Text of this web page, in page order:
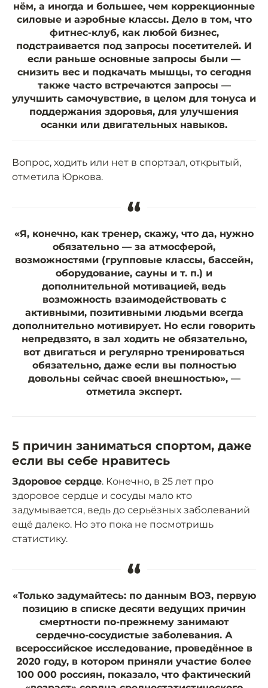
нём, а иногда и большее, чем коррекционные
силовые и аэробные классы. Дело в том, что
фитнес-клуб, как любой бизнес,
подстраивается под запросы посетителей. И
если раньше основные запросы были —
снизить вес и подкачать мышцы, то сегодня
также часто встречаются запросы —
улучшить самочувствие, в целом для тонуса и
поддержания здоровья, для улучшения
осанки или двигательных навыков.
Вопрос, ходить или нет в спортзал, открытый,
отметила Юркова.
“
«Я, конечно, как тренер, скажу, что да, нужно
обязательно — за атмосферой,
возможностями (групповые классы, бассейн,
оборудование, сауны и т. п.) и
дополнительной мотивацией, ведь
возможность взаимодействовать с
активными, позитивными людьми всегда
дополнительно мотивирует. Но если говорить
непредвзято, в зал ходить не обязательно,
вот двигаться и регулярно тренироваться
обязательно, даже если вы полностью
довольны сейчас своей внешностью», —
отметила эксперт.
5 причин заниматься спортом, даже
если вы себе нравитесь
Здоровое сердце. Конечно, в 25 лет про
здоровое сердце и сосуды мало кто
задумывается, ведь до серьёзных заболеваний
ещё далеко. Но это пока не посмотришь
статистику.
“
«Только задумайтесь: по данным ВОЗ, первую
позицию в списке десяти ведущих причин
смертности по-прежнему занимают
сердечно-сосудистые заболевания. А
всероссийское исследование, проведённое в
2020 году, в котором приняли участие более
100 000 россиян, показало, что фактический